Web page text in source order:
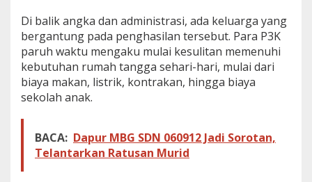
i
t
Di balik angka dan administrasi, ada keluarga yang
bergantung pada penghasilan tersebut. Para P3K
paruh waktu mengaku mulai kesulitan memenuhi
kebutuhan rumah tangga sehari-hari, mulai dari
biaya makan, listrik, kontrakan, hingga biaya
sekolah anak.
BACA: Dapur MBG SDN 060912 Jadi Sorotan,
Telantarkan Ratusan Murid